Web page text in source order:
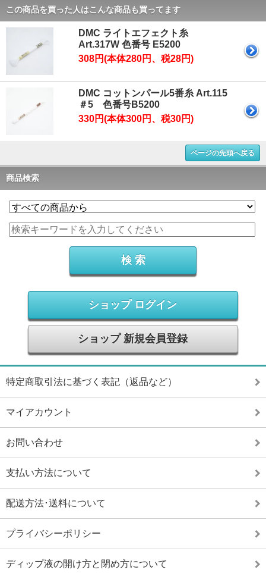
この商品を買った人はこんな商品も買ってます
DMC ライトエフェクト糸
Art.317W 色番号 E5200
308円(本体280円、税28円)
DMC コットンパール5番糸 Art.115
＃5 色番号B5200
330円(本体300円、税30円)
ページの先頭へ戻る
商品検索
ショップ ログイン
ショップ 新規会員登録
特定商取引法に基づく表記（返品など）
マイアカウント
お問い合わせ
支払い方法について
配送方法･送料について
プライバシーポリシー
ディップ液の開け方と閉め方について